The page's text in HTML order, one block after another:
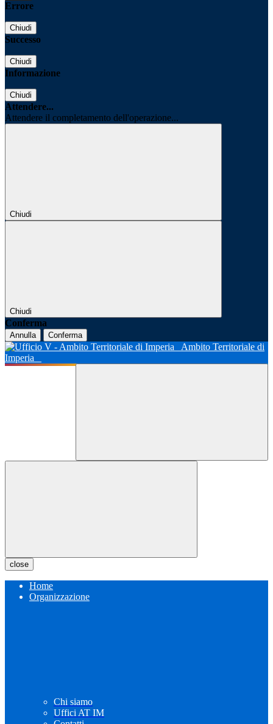
Errore
Chiudi
Successo
Chiudi
Informazione
Chiudi
Attendere...
Attendere il completamento dell'operazione...
Chiudi
Chiudi
Conferma
Annulla Conferma
Ambito Territoriale di
Imperia
close
Home
Organizzazione
Chi siamo
Uffici AT IM